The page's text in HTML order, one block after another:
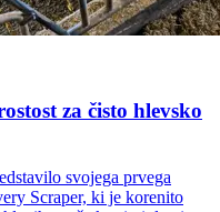
za čisto hlevsko
svojega prvega
Scraper, ki je korenito